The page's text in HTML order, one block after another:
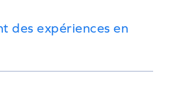
des expériences en